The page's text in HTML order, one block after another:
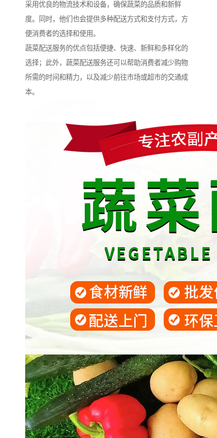
采用优良的物流技术和设备，确保蔬菜的品质和新鲜
度。同时，他们也会提供多种配送方式和支付方式，方
便消费者的选择和使用。
蔬菜配送服务的优点包括便捷、快速、新鲜和多样化的
选择；此外，蔬菜配送服务还可以帮助消费者减少购物
所需的时间和精力，以及减少前往市场或超市的交通成
本。